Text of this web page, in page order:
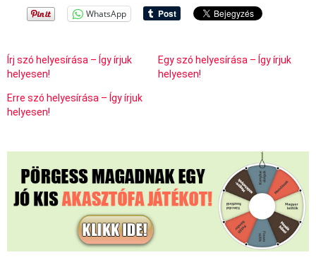
WhatsApp
Írj szó helyesírása – Így írjuk
helyesen!
Egy szó helyesírása – Így írjuk
helyesen!
Erre szó helyesírása – Így írjuk
helyesen!